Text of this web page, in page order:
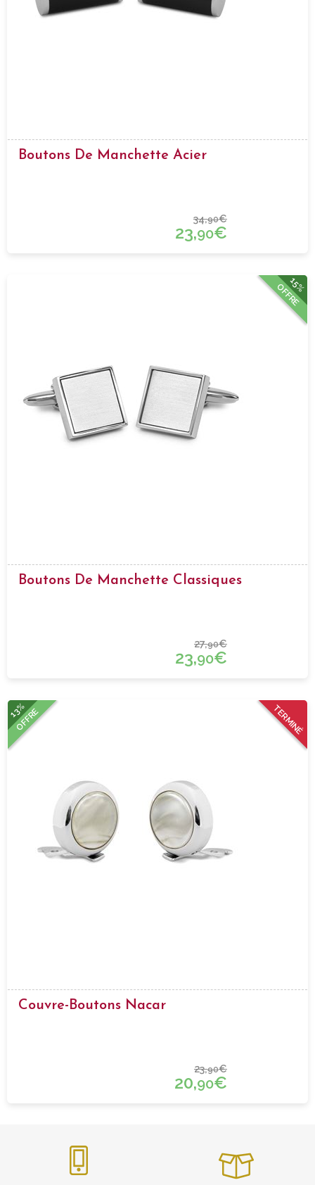
Boutons De Manchette Acier
34,90€
23,90€
15%
OFFRE
Boutons De Manchette Classiques
27,90€
23,90€
TERMINÉ
13%
OFFRE
Couvre-Boutons Nacar
23,90€
20,90€